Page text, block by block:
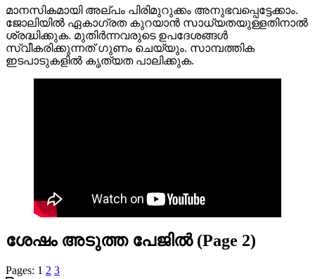
മാനസികമായി അല്പം പിരിമുറുക്കം അനുഭവപ്പെട്ടേക്കാം.
ജോലിയിൽ ഏകാഗ്രത കുറയാൻ സാധ്യതയുള്ളതിനാൽ
ശ്രദ്ധിക്കുക. മുതിർന്നവരുടെ ഉപദേശങ്ങൾ
സ്വീകരിക്കുന്നത് ഗുണം ചെയ്യും. സാമ്പത്തിക
ഇടപാടുകളിൽ കൃത്യത പാലിക്കുക.
ശേഷം അടുത്ത പേജിൽ (Page 2)
Pages: 1 2 3